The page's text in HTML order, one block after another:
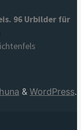
96 Urbilder für
& WordPress.